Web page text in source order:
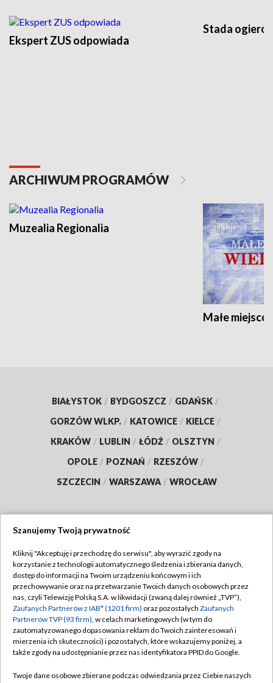
Ekspert ZUS odpowiada
Stada
ARCHIWUM PROGRAMÓW
Muzealia Regionalia
Małe
BIAŁYSTOK / BYDGOSZCZ / GDAŃSK /
GORZÓW WLKP. / KATOWICE / KIELCE /
KRAKÓW / LUBLIN / ŁÓDŹ / OLSZTYN /
OPOLE / POZNAŃ / RZESZÓW /
SZCZECIN / WARSZAWA / WROCŁAW
TVP
Abonament TVP
Emisja w TVP
Centrum informacji TVP
Naziemna Telewizja Cyfrowa
Regulamin TVP
Polityka prywatności
Moje zgody
Pomoc
Szanujemy Twoją prywatność
Kliknij "Akceptuję i przechodzę do serwisu", aby wyrazić zgody na
korzystanie z technologii automatycznego śledzenia i zbierania danych,
dostęp do informacji na Twoim urządzeniu końcowym i ich
przechowywanie oraz na przetwarzanie Twoich danych osobowych przez
nas, czyli Telewizję Polską S.A. w likwidacji (zwaną dalej również „TVP”),
Zaufanych Partnerów z IAB* (1201 firm) oraz pozostałych Zaufanych
Partnerów TVP (93 firm), w celach marketingowych (w tym do
zautomatyzowanego dopasowania reklam do Twoich zainteresowań i
mierzenia ich skuteczności) i pozostałych, które wskazujemy poniżej, a
także zgody na udostępnianie przez nas identyfikatora PPID do Google.
Twoje dane osobowe zbierane podczas odwiedzania przez Ciebie naszych